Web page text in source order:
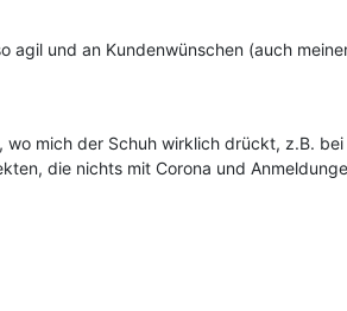
agil und an Kundenwünschen (auch
mich der Schuh wirklich drückt, z.B. bei
die nichts mit Corona und